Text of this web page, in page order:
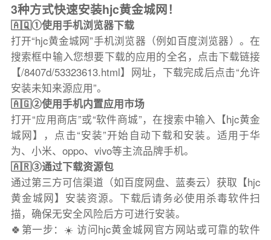
3种方式快速安装hjc黄金城网！
🇦🇶①使用手机浏览器下载
打开“hjc黄金城网”手机浏览器（例如百度浏览器）。在
搜索框中输入您想要下载的应用的全名，点击下载链接
【/8407d/53323613.html】网址，下载完成后点击“允许
安装未知来源应用”。
🇦🇬②使用手机内置应用市场
打开“应用商店”或“软件商城”，在搜索中输入【hjc黄金
城网】，点击“安装”开始自动下载和安装。适用于华
为、小米、oppo、vivo等主流品牌手机。
🇦🇷③通过下载资源包
通过第三方可信渠道（如百度网盘、蓝奏云）获取【hjc
黄金城网】安装资源。下载后请务必使用杀毒软件扫
描，确保无安全风险后方可进行安装。
🍀第一步：☀️ 访问hjc黄金城网官方网站或可靠的软件